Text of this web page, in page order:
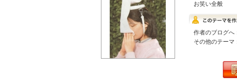
お笑い全般
作者のブログへ
その他のテーマ